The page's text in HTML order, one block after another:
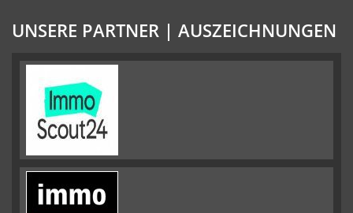
UNSERE PARTNER | AUSZEICHNUNGEN